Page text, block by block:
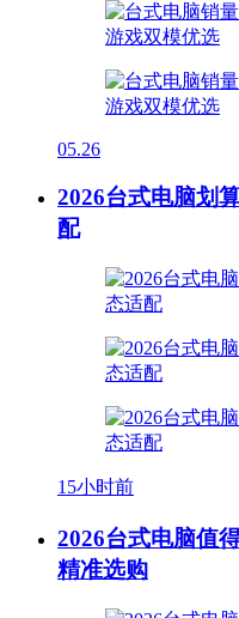
05.26
2026台式电脑划
配
15小时前
2026台式电脑值
精准选购